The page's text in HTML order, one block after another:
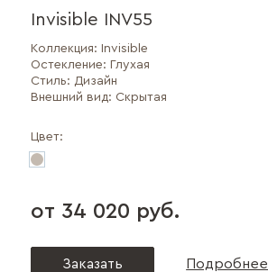
Invisible INV55
Коллекция: Invisible
Остекление: Глухая
Стиль: Дизайн
Внешний вид: Скрытая
Цвет:
от 34 020 руб.
Заказать Подробнее